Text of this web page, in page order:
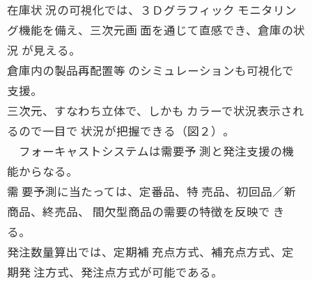
在庫状 況の可視化では、３Ｄグラフィック モニタリン
グ機能を備え、三次元画 面を通じて直感でき、倉庫の状
況 が見える。
倉庫内の製品再配置等 のシミュレーションも可視化で
支援。
三次元、すなわち立体で、しかも カラーで状況表示され
るので一目で 状況が把握できる（図２）。
フォーキャストシステムは需要予 測と発注支援の機
能からなる。
需 要予測に当たっては、定番品、特 売品、初回品／新
商品、終売品、 間欠型商品の需要の特徴を反映で き
る。
発注数量算出では、定期補 充点方式、補充点方式、定
期発 注方式、発注点方式が可能である。